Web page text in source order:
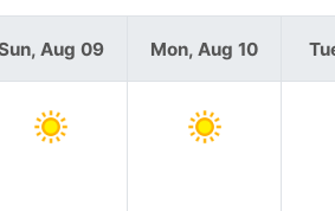
Aug 09 Mon, Aug 10